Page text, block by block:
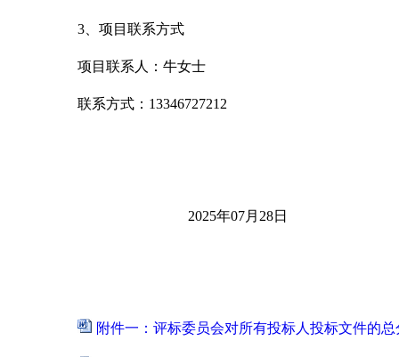
3、项目联系方式
项目联系人：牛女士
联系方式： 13346727212
2025年07月 28日
附件一：评标委员会对所有投标人投标文件的总